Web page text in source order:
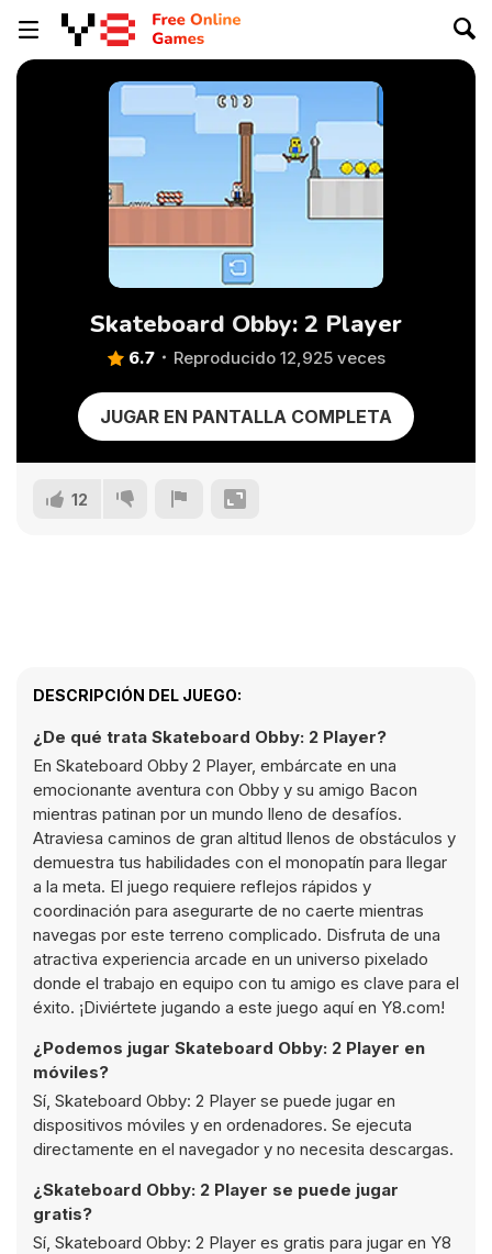
Skateboard Obby: 2 Player
6.7 Reproducido 12,925 veces
JUGAR EN PANTALLA COMPLETA
12
DESCRIPCIÓN DEL JUEGO:
¿De qué trata Skateboard Obby: 2 Player?
En Skateboard Obby 2 Player, embárcate en una
emocionante aventura con Obby y su amigo Bacon
mientras patinan por un mundo lleno de desafíos.
Atraviesa caminos de gran altitud llenos de obstáculos y
demuestra tus habilidades con el monopatín para llegar
a la meta. El juego requiere reflejos rápidos y
coordinación para asegurarte de no caerte mientras
navegas por este terreno complicado. Disfruta de una
atractiva experiencia arcade en un universo pixelado
donde el trabajo en equipo con tu amigo es clave para el
éxito. ¡Diviértete jugando a este juego aquí en Y8.com!
¿Podemos jugar Skateboard Obby: 2 Player en
móviles?
Sí, Skateboard Obby: 2 Player se puede jugar en
dispositivos móviles y en ordenadores. Se ejecuta
directamente en el navegador y no necesita descargas.
¿Skateboard Obby: 2 Player se puede jugar
gratis?
Sí, Skateboard Obby: 2 Player es gratis para jugar en Y8